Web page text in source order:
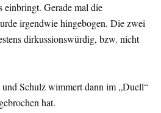
einbringt. Gerade mal die
irgendwie hingebogen. Die zwei
dirkussionswürdig, bzw. nicht
Schulz wimmert dann im „Duell“
hat.